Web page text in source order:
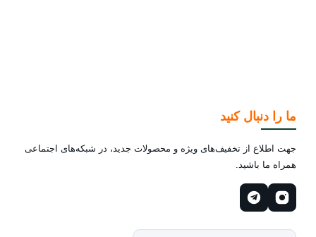
ما را دنبال کنید
جهت اطلاع از تخفیف‌های ویژه و محصولات جدید، در شبکه‌های اجتماعی
همراه ما باشید.